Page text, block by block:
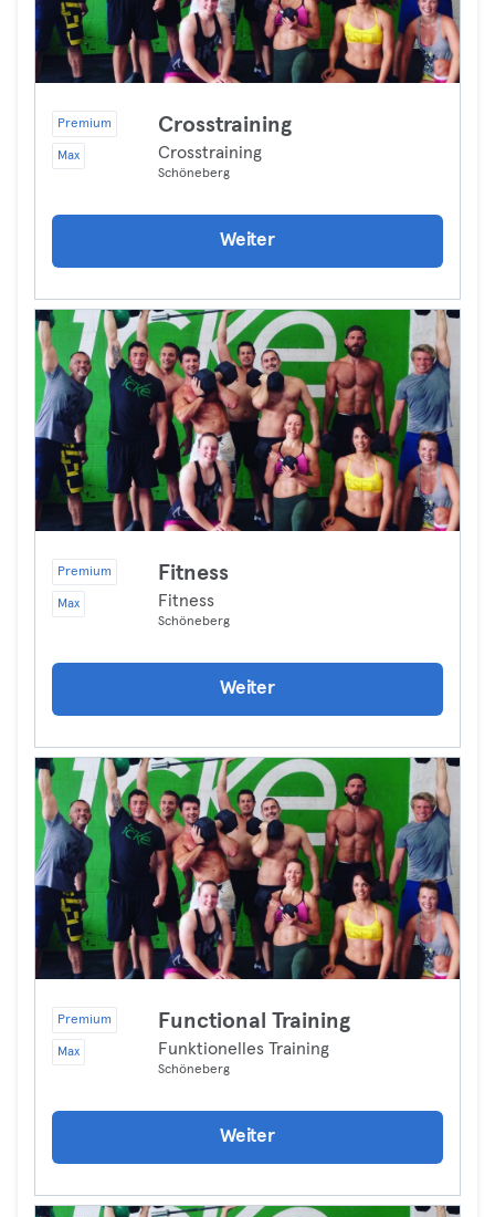
Premium
Max
Crosstraining
Crosstraining
Schöneberg
Weiter
Premium
Max
Fitness
Fitness
Schöneberg
Weiter
Premium
Max
Functional Training
Funktionelles Training
Schöneberg
Weiter